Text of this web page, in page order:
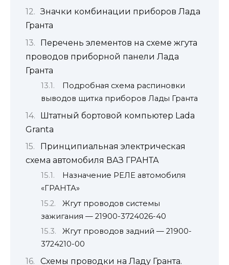
Значки комбинации приборов Лада
Гранта
Перечень элементов на схеме жгута
проводов приборной панели Лада
Гранта
Подробная схема распиновки
выводов щитка приборов Лады Гранта
Штатный бортовой компьютер Lada
Granta
Принципиальная электрическая
схема автомобиля ВАЗ ГРАНТА
Назначение РЕЛЕ автомобиля
«ГРАНТА»
Жгут проводов системы
зажигания — 21900-3724026-40
Жгут проводов задний — 21900-
3724210-00
Схемы проводки на Ладу Гранта.